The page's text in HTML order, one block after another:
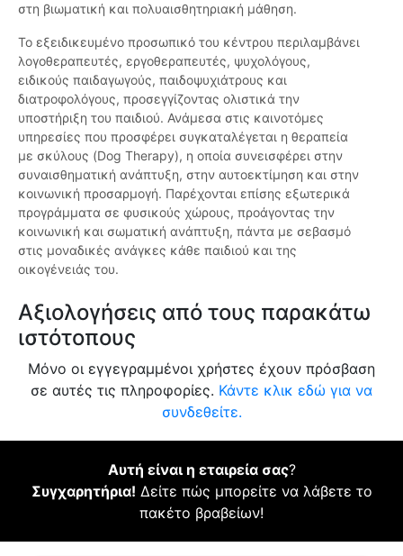
στη βιωματική και πολυαισθητηριακή μάθηση.
Το εξειδικευμένο προσωπικό του κέντρου περιλαμβάνει
λογοθεραπευτές, εργοθεραπευτές, ψυχολόγους,
ειδικούς παιδαγωγούς, παιδοψυχιάτρους και
διατροφολόγους, προσεγγίζοντας ολιστικά την
υποστήριξη του παιδιού. Ανάμεσα στις καινοτόμες
υπηρεσίες που προσφέρει συγκαταλέγεται η θεραπεία
με σκύλους (Dog Therapy), η οποία συνεισφέρει στην
συναισθηματική ανάπτυξη, στην αυτοεκτίμηση και στην
κοινωνική προσαρμογή. Παρέχονται επίσης εξωτερικά
προγράμματα σε φυσικούς χώρους, προάγοντας την
κοινωνική και σωματική ανάπτυξη, πάντα με σεβασμό
στις μοναδικές ανάγκες κάθε παιδιού και της
οικογένειάς του.
Αξιολογήσεις από τους παρακάτω
ιστότοπους
Μόνο οι εγγεγραμμένοι χρήστες έχουν πρόσβαση
σε αυτές τις πληροφορίες. Κάντε κλικ εδώ για να
συνδεθείτε.
Αυτή είναι η εταιρεία σας?
Συγχαρητήρια! Δείτε πώς μπορείτε να λάβετε το
πακέτο βραβείων!